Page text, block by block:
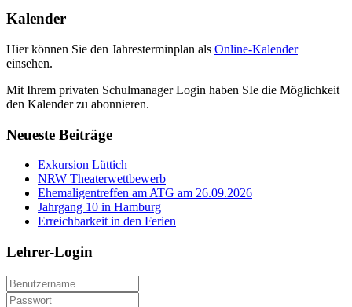
Kalender
Hier können Sie den Jahresterminplan als Online-Kalender
einsehen.
Mit Ihrem privaten Schulmanager Login haben SIe die Möglichkeit
den Kalender zu abonnieren.
Neueste Beiträge
Exkursion Lüttich
NRW Theaterwettbewerb
Ehemaligentreffen am ATG am 26.09.2026
Jahrgang 10 in Hamburg
Erreichbarkeit in den Ferien
Lehrer-Login